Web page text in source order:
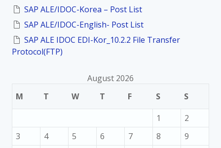
SAP ALE/IDOC-Korea – Post List
SAP ALE/IDOC-English- Post List
SAP ALE IDOC EDI-Kor_10.2.2 File Transfer
Protocol(FTP)
August 2026
M
T W T F S S
1
2
3
4 5 6 7 8
9